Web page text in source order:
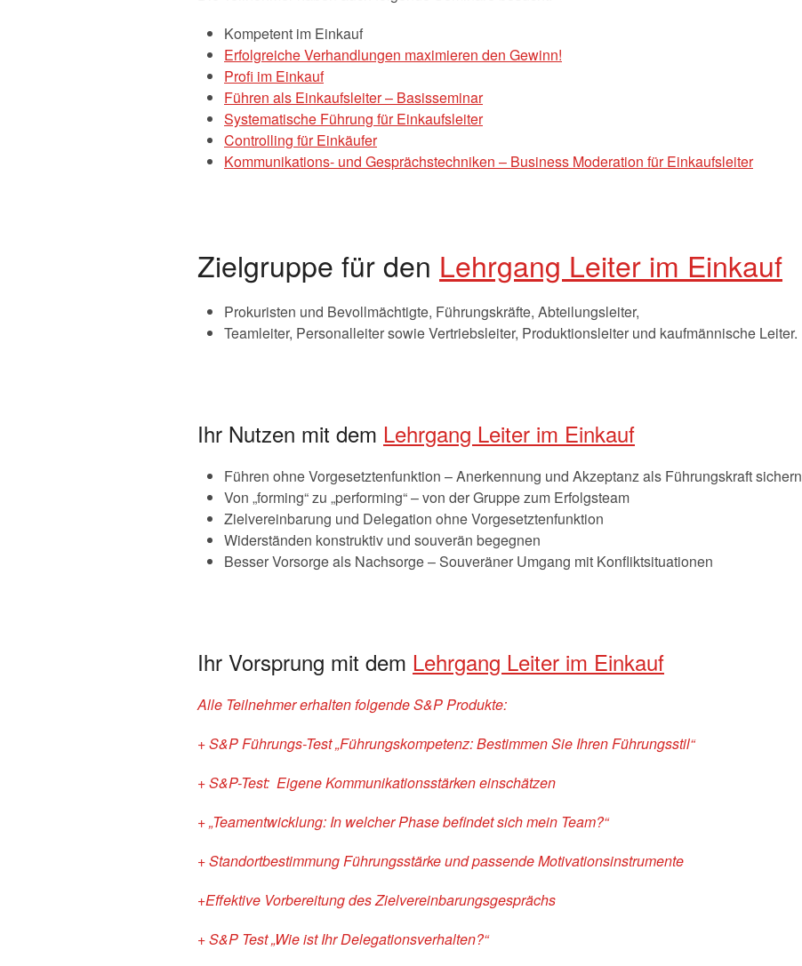
Kompetent im Einkauf
Erfolgreiche Verhandlungen maximieren den Gewinn!
Profi im Einkauf
Führen als Einkaufsleiter – Basisseminar
Systematische Führung für Einkaufsleiter
Controlling für Einkäufer
Kommunikations- und Gesprächstechniken – Business Moderation für Einkaufsleiter
Zielgruppe für den Lehrgang Leiter im Einkauf
Prokuristen und Bevollmächtigte, Führungskräfte, Abteilungsleiter,
Teamleiter, Personalleiter sowie Vertriebsleiter, Produktionsleiter und kaufmännische Leiter.
Ihr Nutzen mit dem Lehrgang Leiter im Einkauf
Führen ohne Vorgesetztenfunktion – Anerkennung und Akzeptanz als Führungskraft sichern
Von „forming“ zu „performing“ – von der Gruppe zum Erfolgsteam
Zielvereinbarung und Delegation ohne Vorgesetztenfunktion
Widerständen konstruktiv und souverän begegnen
Besser Vorsorge als Nachsorge – Souveräner Umgang mit Konfliktsituationen
Ihr Vorsprung mit dem Lehrgang Leiter im Einkauf
Alle Teilnehmer erhalten folgende S&P Produkte:
+ S&P Führungs-Test „Führungskompetenz: Bestimmen Sie Ihren Führungsstil“
+ S&P-Test: Eigene Kommunikationsstärken einschätzen
+ „Teamentwicklung: In welcher Phase befindet sich mein Team?“
+ Standortbestimmung Führungsstärke und passende Motivationsinstrumente
+Effektive Vorbereitung des Zielvereinbarungsgesprächs
+ S&P Test „Wie ist Ihr Delegationsverhalten?“